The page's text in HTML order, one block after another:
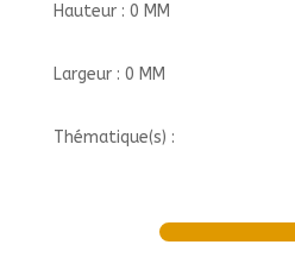
Hauteur : 0 MM
Largeur : 0 MM
Thématique(s) :